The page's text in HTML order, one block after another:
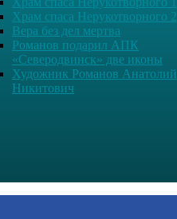
Храм спаса Нерукотворного 2
Вера без дел мертва
Романов подарил АПК
«Северодвинск» две иконы
Художник Романов Анатолий
Никитович